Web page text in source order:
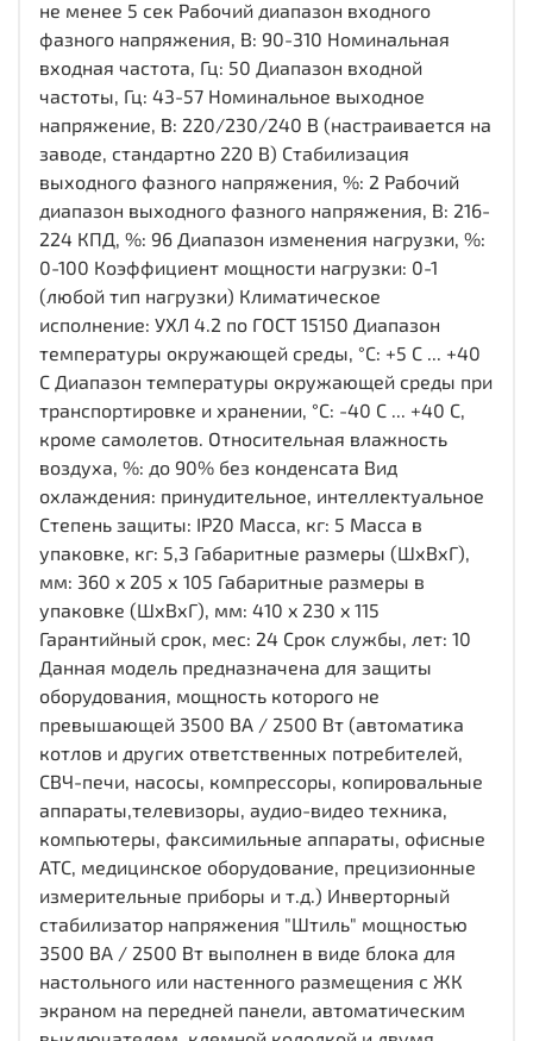
не менее 5 сек Рабочий диапазон входного
фазного напряжения, В: 90-310 Номинальная
входная частота, Гц: 50 Диапазон входной
частоты, Гц: 43-57 Номинальное выходное
напряжение, В: 220/230/240 В (настраивается на
заводе, стандартно 220 В) Стабилизация
выходного фазного напряжения, %: 2 Рабочий
диапазон выходного фазного напряжения, В: 216-
224 КПД, %: 96 Диапазон изменения нагрузки, %:
0-100 Коэффициент мощности нагрузки: 0-1
(любой тип нагрузки) Климатическое
исполнение: УХЛ 4.2 по ГОСТ 15150 Диапазон
температуры окружающей среды, °С: +5 C ... +40
C Диапазон температуры окружающей среды при
транспортировке и хранении, °С: -40 С ... +40 С,
кроме самолетов. Относительная влажность
воздуха, %: до 90% без конденсата Вид
охлаждения: принудительное, интеллектуальное
Степень защиты: IP20 Масса, кг: 5 Масса в
упаковке, кг: 5,3 Габаритные размеры (ШхВхГ),
мм: 360 x 205 х 105 Габаритные размеры в
упаковке (ШхВхГ), мм: 410 x 230 x 115
Гарантийный срок, мес: 24 Срок службы, лет: 10
Данная модель предназначена для защиты
оборудования, мощность которого не
превышающей 3500 ВA / 2500 Вт (автоматика
котлов и других ответственных потребителей,
СВЧ-печи, насосы, компрессоры, копировальные
аппараты,телевизоры, аудио-видео техника,
компьютеры, факсимильные аппараты, офисные
АТС, медицинское оборудование, прецизионные
измерительные приборы и т.д.) Инверторный
стабилизатор напряжения "Штиль" мощностью
3500 ВА / 2500 Вт выполнен в виде блока для
настольного или настенного размещения с ЖК
экраном на передней панели, автоматическим